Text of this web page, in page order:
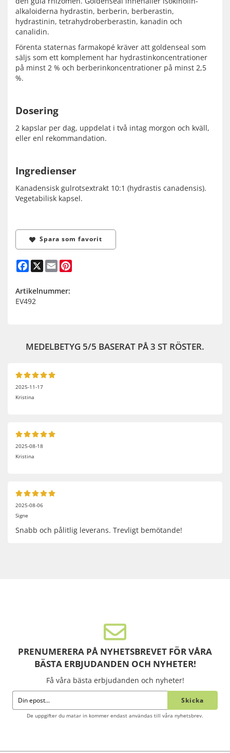
alkaloiderna hydrastin, berberin, berberastin,
hydrastinin, tetrahydroberberastin, kanadin och
canalidin.
Förenta staternas farmakopé kräver att goldenseal som
säljs som ett komplement har hydrastinkoncentrationer
på minst 2 % och berberinkoncentrationer på minst 2,5
%.
Dosering
2 kapslar per dag, uppdelat i två intag morgon och kväll,
eller enl rekommandation.
Ingredienser
Kanadensisk gulrotsextrakt 10:1 (hydrastis canadensis).
Vegetabilisk kapsel.
Spara som favorit
Facebook
X Email
Artikelnummer:
EV492
MEDELBETYG 5/5 BASERAT PÅ3 ST RÖSTER.
2025-11-17
Kristina
2025-08-18
Kristina
2025-08-06
Signe
Snabb och pålitlig leverans. Trevligt bemötande!
PRENUMERERA PÅ NYHETSBREVET FÖR VÅRA
BÄSTA ERBJUDANDEN OCH NYHETER!
Få våra bästa erbjudanden och nyheter!
Skicka
De uppgifter du matar in kommer endast användas till våra nyhetsbrev.